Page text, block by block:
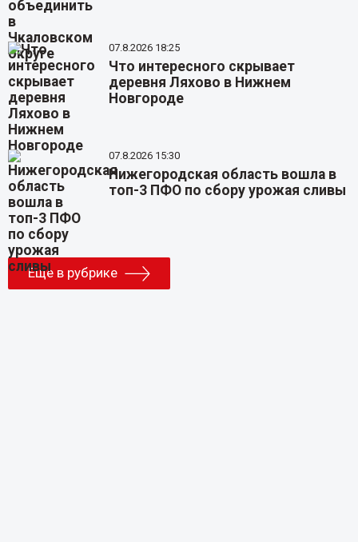
07.8.2026 18:25
Что интересного скрывает
деревня Ляхово в Нижнем
Новгороде
07.8.2026 15:30
Нижегородская область вошла в
топ-3 ПФО по сбору урожая сливы
Еще в рубрике